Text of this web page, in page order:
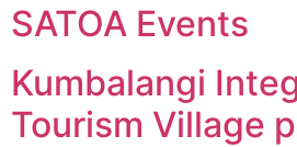
SATOA Events
Kumbalangi
Tourism Village